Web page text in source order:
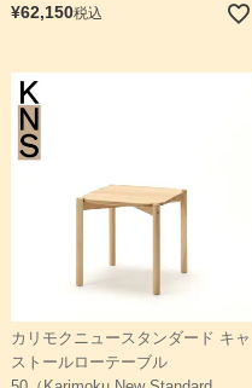
¥62,150税込
カリモクニュースタンダード キャ
ストールローテーブル